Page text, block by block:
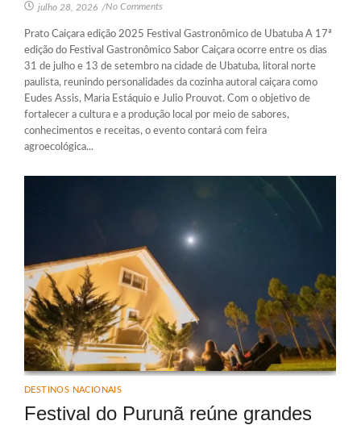
julho 28, 2026 /No Comments
Prato Caiçara edição 2025 Festival Gastronômico de Ubatuba A 17ª
edição do Festival Gastronômico Sabor Caiçara ocorre entre os dias
31 de julho e 13 de setembro na cidade de Ubatuba, litoral norte
paulista, reunindo personalidades da cozinha autoral caiçara como
Eudes Assis, Maria Estáquio e Julio Prouvot. Com o objetivo de
fortalecer a cultura e a produção local por meio de sabores,
conhecimentos e receitas, o evento contará com feira
agroecológica...
DESTINOS NACIONAIS
Festival do Purunã reúne grandes